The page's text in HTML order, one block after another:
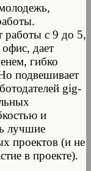
работы с 9 до 5,
дает
гибко
подвешивает
gig-
и
лучшие
проектов (и не
в проекте).